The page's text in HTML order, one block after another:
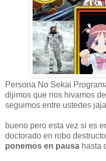
Persona No Sekai
dijimos que nos hivamos
seguimos entre ustedes
bueno pero esta vez si es
doctorado en robo
ponemos en pausa hasta